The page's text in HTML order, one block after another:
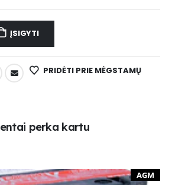
ĮSIGYTI
PRIDĖTI PRIE MĖGSTAMŲ
entai perka kartu
AGM